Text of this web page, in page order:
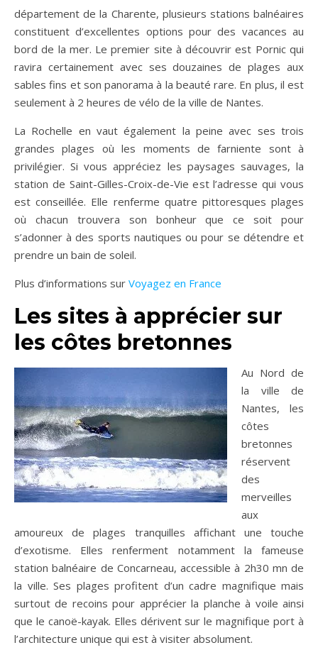
département de la Charente, plusieurs stations balnéaires
constituent d’excellentes options pour des vacances au
bord de la mer. Le premier site à découvrir est Pornic qui
ravira certainement avec ses douzaines de plages aux
sables fins et son panorama à la beauté rare. En plus, il est
seulement à 2 heures de vélo de la ville de Nantes.
La Rochelle en vaut également la peine avec ses trois
grandes plages où les moments de farniente sont à
privilégier. Si vous appréciez les paysages sauvages, la
station de Saint-Gilles-Croix-de-Vie est l’adresse qui vous
est conseillée. Elle renferme quatre pittoresques plages
où chacun trouvera son bonheur que ce soit pour
s’adonner à des sports nautiques ou pour se détendre et
prendre un bain de soleil.
Plus d’informations sur Voyagez en France
Les sites à apprécier sur
les côtes bretonnes
Au Nord de
la ville de
Nantes, les
côtes
bretonnes
réservent
des
merveilles
aux
amoureux de plages tranquilles affichant une touche
d’exotisme. Elles renferment notamment la fameuse
station balnéaire de Concarneau, accessible à 2h30 mn de
la ville. Ses plages profitent d’un cadre magnifique mais
surtout de recoins pour apprécier la planche à voile ainsi
que le canoë-kayak. Elles dérivent sur le magnifique port à
l’architecture unique qui est à visiter absolument.